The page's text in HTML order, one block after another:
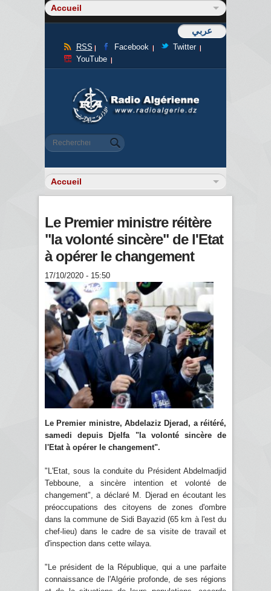
عربي
RSS Facebook
Twitter
YouTube
Formulaire de recherche
Rechercher
Le Premier ministre réitère
"la volonté sincère" de l'Etat
à opérer le changement
17/10/2020 - 15:50
Le Premier ministre, Abdelaziz Djerad, a réitéré,
samedi depuis Djelfa "la volonté sincère de
l'Etat à opérer le changement".
"L'Etat, sous la conduite du Président Abdelmadjid
Tebboune, a sincère intention et volonté de
changement", a déclaré M. Djerad en écoutant les
préoccupations des citoyens de zones d'ombre
dans la commune de Sidi Bayazid (65 km à l'est du
chef-lieu) dans le cadre de sa visite de travail et
d'inspection dans cette wilaya.
"Le président de la République, qui a une parfaite
connaissance de l'Algérie profonde, de ses régions